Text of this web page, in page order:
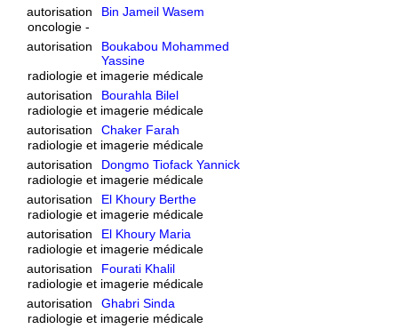
autorisation
Bin Jameil Wasem
oncologie -
autorisation
Boukabou Mohammed
Yassine
radiologie et imagerie médicale
autorisation
Bourahla Bilel
radiologie et imagerie médicale
autorisation
Chaker Farah
radiologie et imagerie médicale
autorisation
Dongmo Tiofack Yannick
radiologie et imagerie médicale
autorisation
El Khoury Berthe
radiologie et imagerie médicale
autorisation
El Khoury Maria
radiologie et imagerie médicale
autorisation
Fourati Khalil
radiologie et imagerie médicale
autorisation
Ghabri Sinda
radiologie et imagerie médicale